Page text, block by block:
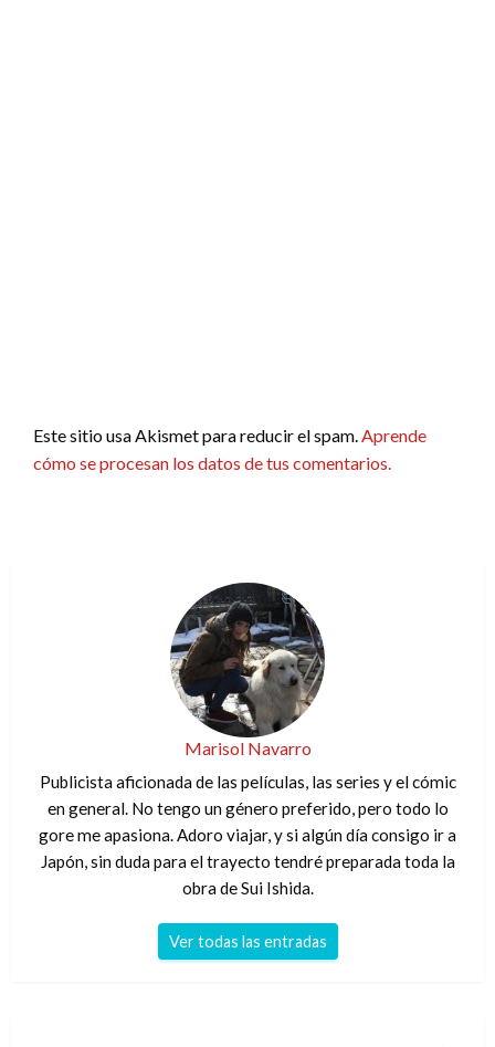
Este sitio usa Akismet para reducir el spam. Aprende
cómo se procesan los datos de tus comentarios.
Marisol Navarro
Publicista aficionada de las películas, las series y el cómic
en general. No tengo un género preferido, pero todo lo
gore me apasiona. Adoro viajar, y si algún día consigo ir a
Japón, sin duda para el trayecto tendré preparada toda la
obra de Sui Ishida.
Ver todas las entradas